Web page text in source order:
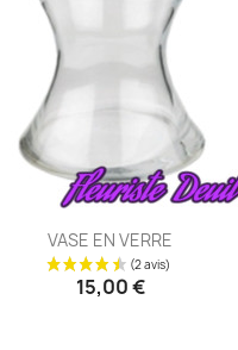
Aperçu rapide
VASE EN VERRE
15,00 €